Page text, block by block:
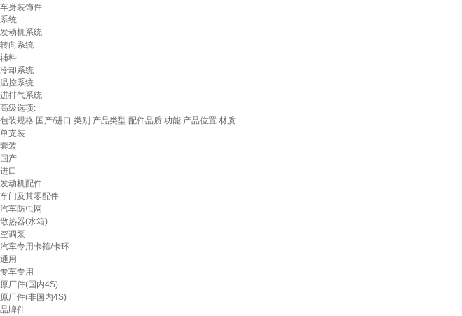
车身装饰件
系统:
发动机系统
转向系统
辅料
冷却系统
温控系统
进排气系统
高级选项:
包装规格 国产/进口 类别 产品类型 配件品质 功能 产品位置 材质
单支装
套装
国产
进口
发动机配件
车门及其零配件
汽车防虫网
散热器(水箱)
空调泵
汽车专用卡箍/卡环
通用
专车专用
原厂件(国内4S)
原厂件(非国内4S)
品牌件